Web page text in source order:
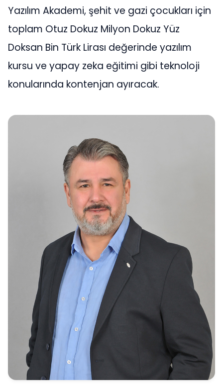
Yazılım Akademi, şehit ve gazi çocukları için
toplam Otuz Dokuz Milyon Dokuz Yüz
Doksan Bin Türk Lirası değerinde yazılım
kursu ve yapay zeka eğitimi gibi teknoloji
konularında kontenjan ayıracak.